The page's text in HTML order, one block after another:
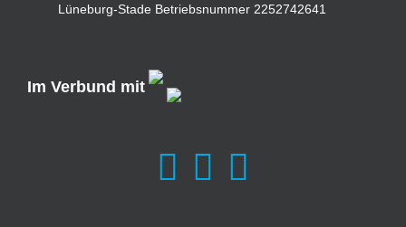
Lüneburg-Stade Betriebsnummer 2252742641
Im Verbund mit